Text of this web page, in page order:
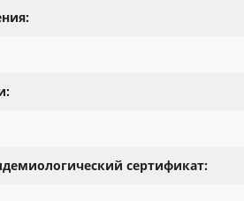
сертификат: